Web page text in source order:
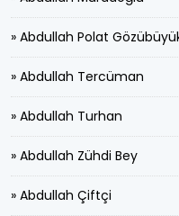
» Abdullah Polat
» Abdullah Tercüman
» Abdullah Turhan
» Abdullah Zühdi Bey
» Abdullah Çiftçi